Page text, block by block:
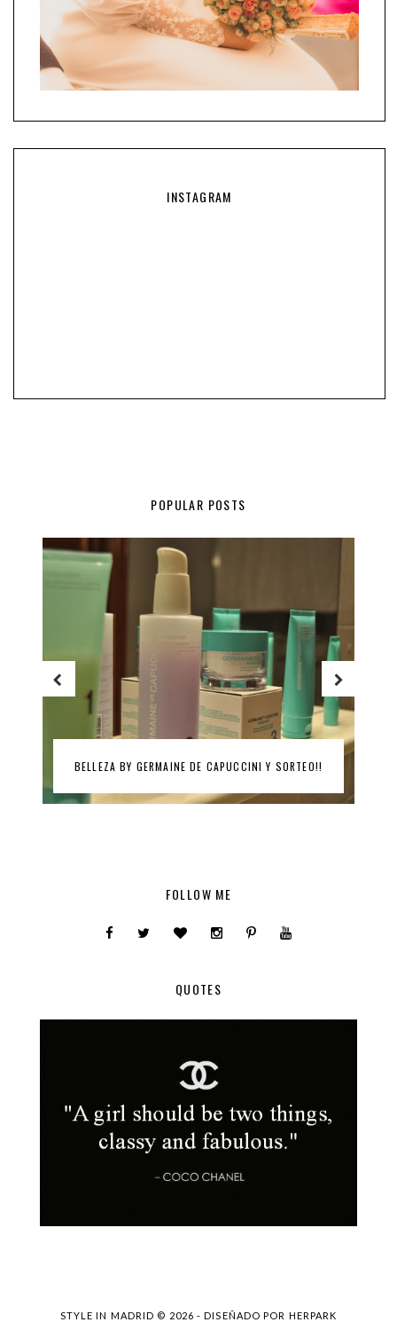
INSTAGRAM
POPULAR POSTS
EL MAKE-UP PERFECTO BY L’ORÉAL…SORTEO!!!
FOLLOW ME
QUOTES
STYLE IN MADRID © 2026 - DISEÑADO POR HERPARK